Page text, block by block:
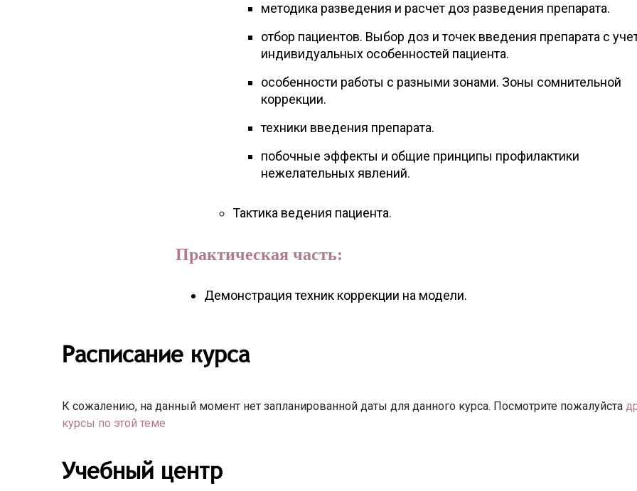
методика разведения и расчет доз разведения препарата.
отбор пациентов. Выбор доз и точек введения препарата с
индивидуальных особенностей пациента.
особенности работы с разными зонами. Зоны сомнительной
коррекции.
техники введения препарата.
побочные эффекты и общие принципы профилактики
нежелательных явлений.
Тактика ведения пациента.
Практическая часть:
Демонстрация техник коррекции на модели.
Расписание курса
К сожалению, на данный момент нет запланированной даты для данного курса. Посмотрите пожалуйста
курсы по этой теме
Учебный центр